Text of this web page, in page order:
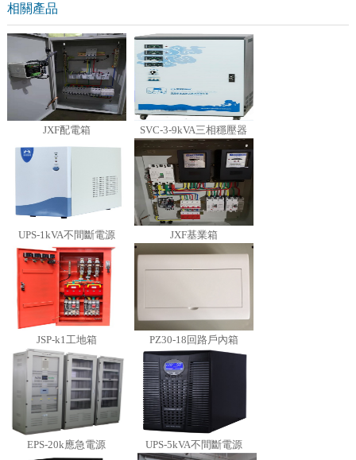
相關產品
JXF配電箱 SVC-3-9kVA三相穩壓器
UPS-1kVA不間斷電源 JXF基業箱
JSP-k1工地箱 PZ30-18回路戶內箱
EPS-20k應急電源 UPS-5kVA不間斷電源